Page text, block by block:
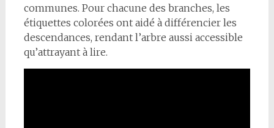
communes. Pour chacune des branches, les
étiquettes colorées ont aidé à différencier les
descendances, rendant l’arbre aussi accessible
qu’attrayant à lire.